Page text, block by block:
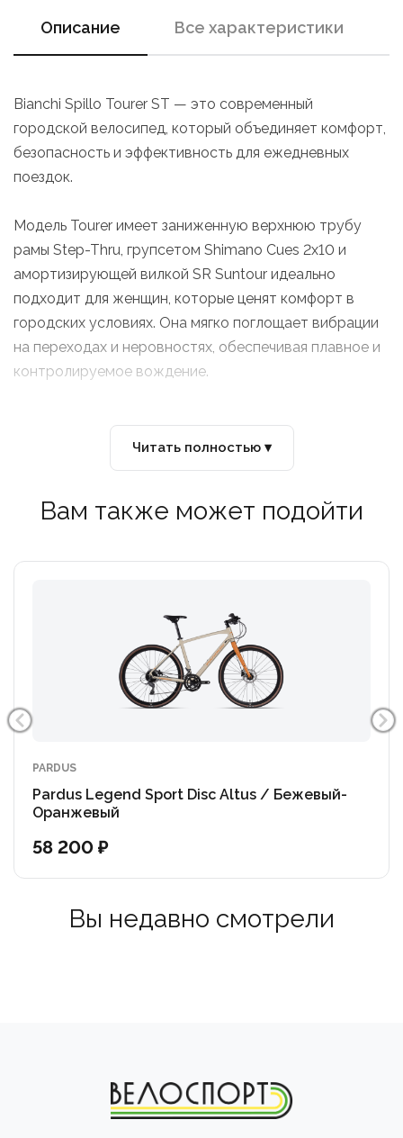
Описание Все характеристики
Bianchi Spillo Tourer ST — это современный
городской велосипед, который объединяет комфорт,
безопасность и эффективность для ежедневных
поездок.
Модель Tourer имеет заниженную верхнюю трубу
рамы Step-Thru, групсетом Shimano Cues 2x10 и
амортизирующей вилкой SR Suntour идеально
подходит для женщин, которые ценят комфорт в
городских условиях. Она мягко поглощает вибрации
на переходах и неровностях, обеспечивая плавное и
контролируемое вождение.
переключаться между прямыми участками, спусками
и подъёмами, делая каждую поездку приятной и
Читать полностью ▾
Вам также может подойти
PARDUS
Pardus Legend Sport Disc Altus / Бежевый-
Оранжевый
58 200 ₽
Вы недавно смотрели